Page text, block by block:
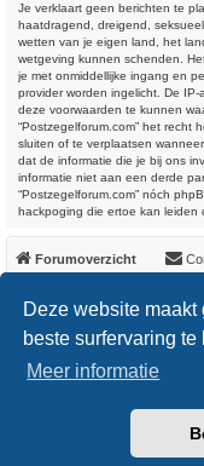
Deze website
beste surfervaring
Meer informatie
Je verklaart geen berichten te
haatdragend, dreigend,
wetten van je eigen land, het
wetgeving kunnen schenden.
je met onmiddellijke ingang en
provider worden ingelicht. De
deze voorwaarden te kunnen
“Postzegelforum.com” het recht
sluiten of te verplaatsen
dat de informatie die je bij ons
informatie niet aan een derde
“Postzegelforum.com” nóch
hackpoging die ertoe kan leiden
Forumoverzicht
*
*
Powered by